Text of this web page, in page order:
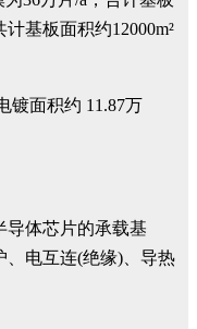
基板面积约12000m²
镀面积约 11.87万
导体芯片的承载基
、电互连(绝缘)、导热